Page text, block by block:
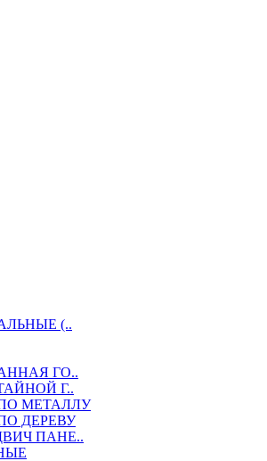
(..
ГО..
Г..
МЕТАЛЛУ
ДЕРЕВУ
ПАНЕ..